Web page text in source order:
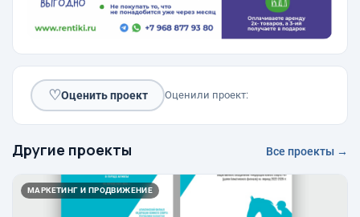
♡Оценить проект Оценили проект:
Другие проекты Все проекты →
МАРКЕТИНГ И ПРОДВИЖЕНИЕ